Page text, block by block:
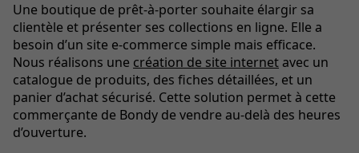
Une boutique de prêt-à-porter souhaite élargir sa
clientèle et présenter ses collections en ligne. Elle a
besoin d’un site e-commerce simple mais efficace.
Nous réalisons une création de site internet avec un
catalogue de produits, des fiches détaillées, et un
panier d’achat sécurisé. Cette solution permet à cette
commerçante de Bondy de vendre au-delà des heures
d’ouverture.